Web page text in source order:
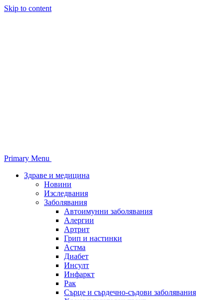
Skip to content
Primary Menu
Здраве и медицина
Новини
Изследвания
Заболявания
Автоимунни заболявания
Алергии
Артрит
Грип и настинки
Астма
Диабет
Инсулт
Инфаркт
Рак
Сърце и сърдечно-съдови заболявания